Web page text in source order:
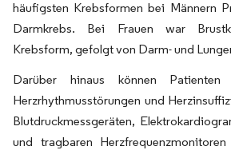
häufigsten Krebsformen bei Männern
Darmkrebs. Bei Frauen war
Krebsform, gefolgt von Darm- und
Darüber hinaus können Patienten
Herzrhythmusstörungen und
Blutdruckmessgeräten,
und tragbaren